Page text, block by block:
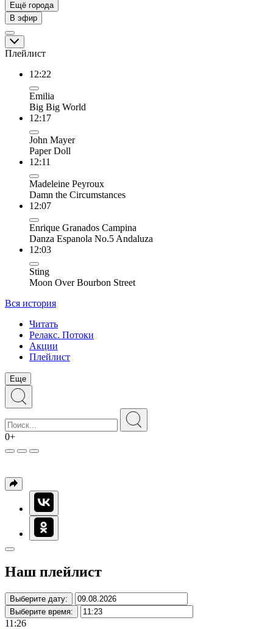
Ещё города
В эфир
Плейлист
12:22
Emilia
Big Big World
12:17
John Mayer
Paper Doll
12:11
Madeleine Peyroux
Damn the Circumstances
12:07
Enrique Granados Campina
Danza Espanola No.5 Andaluza
12:03
Sting
Moon Over Bourbon Street
Вся история
Читать
Релакс. Потоки
Акции
Плейлист
Еще
0+
Наш плейлист
Выберите дату:
Выберите время:
11:26